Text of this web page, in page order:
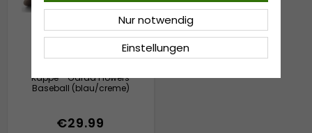
Kappe - Gårda Flowers
Baseball (blau/creme)
€29.99
Einstellungen
Nur notwendig